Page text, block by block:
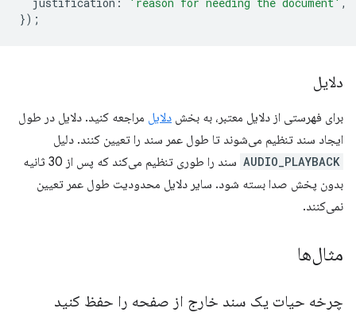
});
دلایل
برای فهرستی از دلایل معتبر، به بخش دلایل مراجعه کنید. دلایل در طول
ایجاد سند تنظیم می‌شوند تا طول عمر سند را تعیین کنند. دلیل
AUDIO_PLAYBACK
سند را طوری تنظیم می‌کند که پس از 30 ثانیه
بدون پخش صدا بسته شود. سایر دلایل محدودیت طول عمر تعیین
نمی‌کنند.
مثال‌ها
چرخه حیات یک سند خارج از صفحه را حفظ کنید